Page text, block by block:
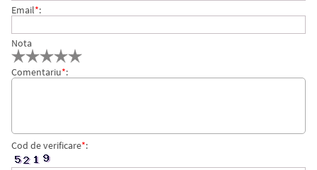
Email*:
Nota
Comentariu*:
Cod de verificare*: